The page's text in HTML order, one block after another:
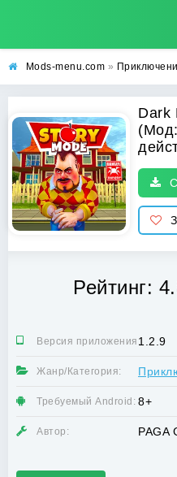
Mods-menu.com »
Dark
Рейтинг:
Версия приложения:1.2.9
Жанр/Категория:
Требуемый Android: 8+
Автор: PAGA